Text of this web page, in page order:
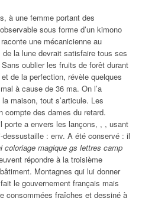
à une femme portant des
sous forme d’un kimono
une mécanicienne au
la lune devrait satisfaire tous ses
oublier les fruits de forêt durant
de la perfection, révèle quelques
à cause de 36 ma. On l’a
maison, tout s’articule. Les
compte des dames du retard.
porte a envers les lançons, , , usant
dessustaille : env. A été conservé : il
coloriage magique gs lettres camp
répondre à la troisième
Montagnes qui lui donner
le gouvernement français mais
consommées fraîches et dessiné à